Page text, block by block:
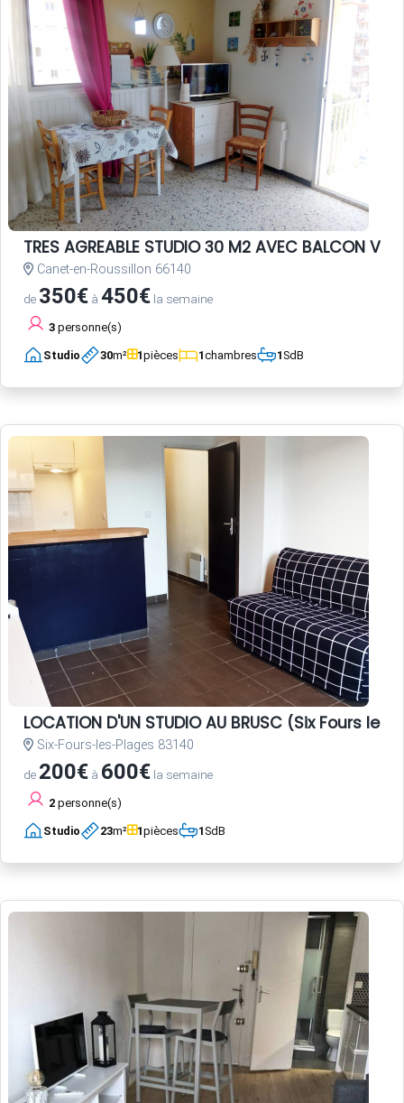
TRES AGREABLE STUDIO 30 M2 AVEC BALCON VUE
Canet-en-Roussillon 66140
de 350€ à 450€ la semaine
3 personne(s)
Studio 30m² 1pièces 1chambres 1SdB
LOCATION D'UN STUDIO AU BRUSC (Six Fours les
Six-Fours-les-Plages 83140
de 200€ à 600€ la semaine
2 personne(s)
Studio 23m² 1pièces 1SdB